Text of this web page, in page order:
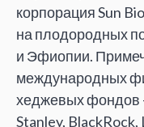
корпорация Sun
на плодородных
и Эфиопии.
международных
хеджевых фондов
Stanley,